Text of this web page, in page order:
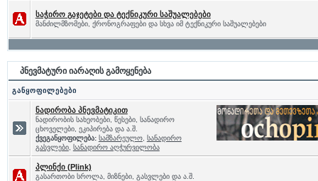
საჭირო გაჯეტები და ტექნიკური საშუალებები
მანძილმზომები, ქრონოგრაფები და სხვა იმ ტექნიკური საშუალებები
პნევმატური იარაღის გამოყენება
განყოფილებები
ნადირობა პნევმატიკით
ნადირობის სახეობები, წესები, სანადირო
ცხოველები, ეკიპირება და ა.შ.
ქვეგანყოფილება: სამზარეულო,
სანადირო
გასვლები, სანადირო აღჭურვილობა
პლინქი (Plink)
გასართობი სროლა, მიზნები, გასვლები და ა.შ.